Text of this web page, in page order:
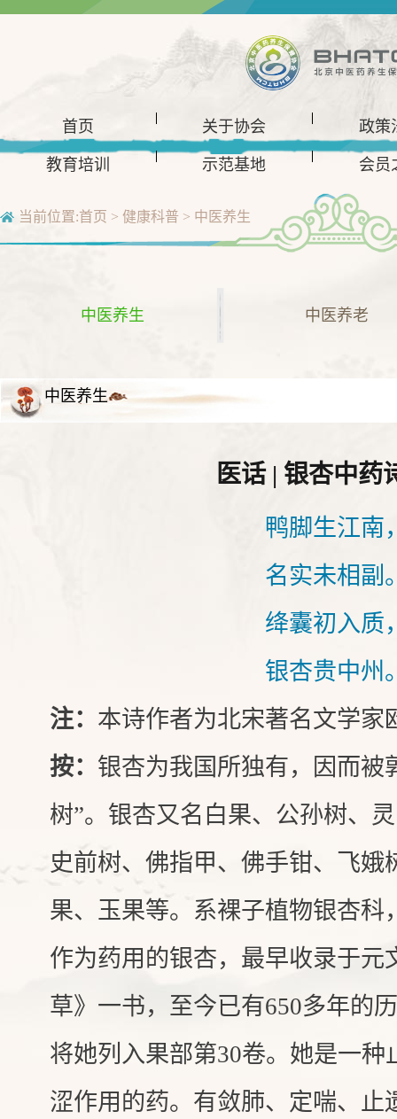
首页 关于协会 政策
教育培训 示范基地 会员
当前位置:首页 > 健康科普 > 中医养生
中医养生 中医养老
中医养生
医话 | 银杏中药
鸭脚生江南
名实未相副
绛囊初入质
银杏贵中州
注： 本诗作者为北宋著名文学家
按： 银杏为我国所独有，因而被
树”。银杏又名白果、公孙树、
史前树、佛指甲、佛手钳、飞娥
果、玉果等。系裸子植物银杏科
作为药用的银杏，最早收录于元
草》一书，至今已有650多年的
将她列入果部第30卷。她是一种
涩作用的药。有敛肺、定喘、止